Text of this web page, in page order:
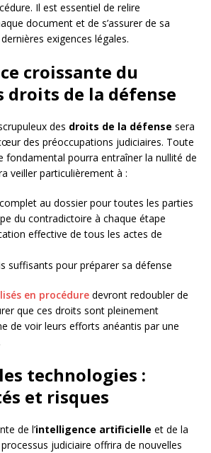
Il est essentiel de relire
document et de s’assurer de sa
exigences légales.
croissante du
droits de la défense
des droits de la défense sera
des préoccupations judiciaires. Toute
fondamental pourra entraîner la nullité de
veiller particulièrement à :
au dossier pour toutes les parties
du contradictoire à chaque étape
effective de tous les actes de
suffisants pour préparer sa défense
en procédure devront redoubler de
que ces droits sont pleinement
de voir leurs efforts anéantis par une
technologies :
et risques
de l’intelligence artificielle et de la
judiciaire offrira de nouvelles